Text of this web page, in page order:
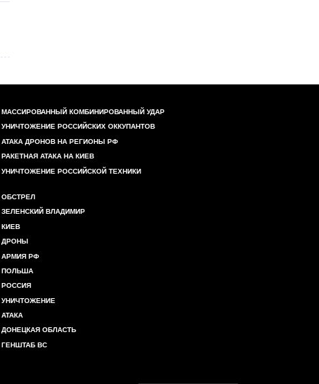
МАССИРОВАННЫЙ КОМБИНИРОВАННЫЙ УДАР
УНИЧТОЖЕНИЕ РОССИЙСКИХ ОККУПАНТОВ
АТАКА ДРОНОВ НА РЕГИОНЫ РФ
РАКЕТНАЯ АТАКА НА КИЕВ
УНИЧТОЖЕНИЕ РОССИЙСКОЙ ТЕХНИКИ
ОБСТРЕЛ
ЗЕЛЕНСКИЙ ВЛАДИМИР
КИЕВ
ДРОНЫ
АРМИЯ РФ
ПОЛЬША
РОССИЯ
УНИЧТОЖЕНИЕ
АТАКА
ДОНЕЦКАЯ ОБЛАСТЬ
ГЕНШТАБ ВС